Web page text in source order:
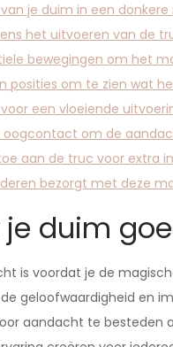
je duim in een donkere
het uitvoeren van de
bewegingen om het
posities om te zien wat
een vloeiende
oogcontact om de
aan de truc voor extra
bezorgt met deze
duim
is voordat je de
geloofwaardigheid en
aandacht te besteden